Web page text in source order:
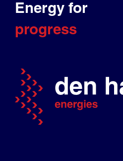
Energy for
progress